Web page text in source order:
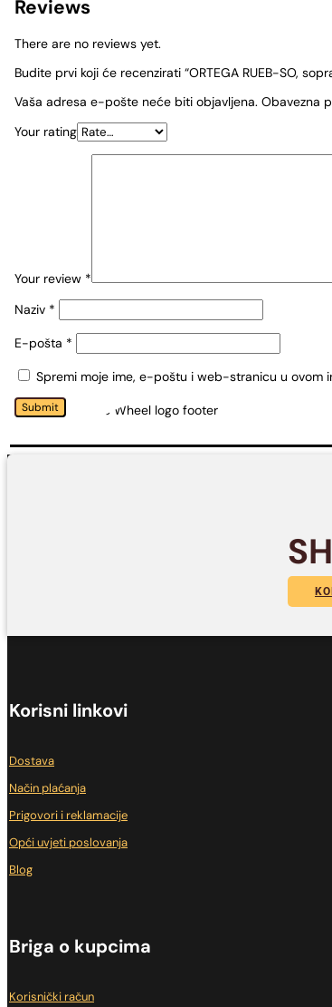
Reviews
There are no reviews yet.
Budite prvi koji će recenzirati “ORTEGA RUEB-SO,
Vaša adresa e-pošte neće biti objavljena. Obavezna
Your rating
Your review *
Naziv *
E-pošta *
Spremi moje ime, e-poštu i web-stranicu u ovom
Submit
Korisni linkovi
Dostava
Način plaćanja
Prigovori i reklamacije
Opći uvjeti poslovanja
Blog
Briga o kupcima
Korisnički račun